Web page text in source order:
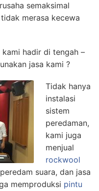
semaksimal
merasa kecewa
hadir di tengah –
jasa kami ?
Tidak hanya
instalasi
sistem
peredaman,
kami juga
menjual
rockwool
suara, dan jasa
memproduksi pintu